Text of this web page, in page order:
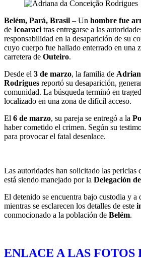
Belém, Pará, Brasil – Un hombre fue
de Icoaraci tras entregarse a las
responsabilidad en la desaparición de su
cuyo cuerpo fue hallado enterrado en una
carretera de Outeiro.
Desde el 3 de marzo, la familia de
Rodrigues reportó su desaparición,
comunidad. La búsqueda terminó en
localizado en una zona de difícil acceso.
El 6 de marzo, su pareja se entregó a la
haber cometido el crimen. Según su
para provocar el fatal desenlace.
Las autoridades han solicitado las pericias
está siendo manejado por la Delegación
El detenido se encuentra bajo custodia y a
mientras se esclarecen los detalles de este
conmocionado a la población de Belém.
ENLACE A LAS FOTOS